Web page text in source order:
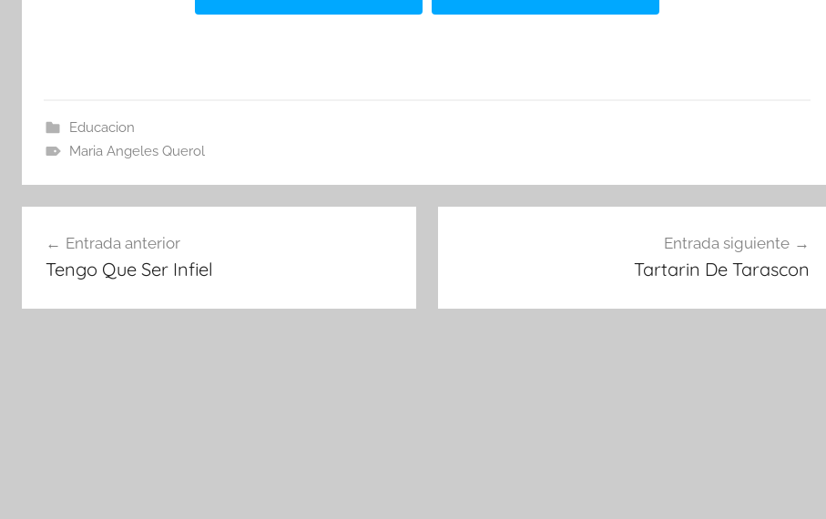
Educacion
Maria Angeles Querol
de
entradas
Entrada anterior
Tengo Que Ser Infiel
Entrada siguiente
Tartarin De Tarascon